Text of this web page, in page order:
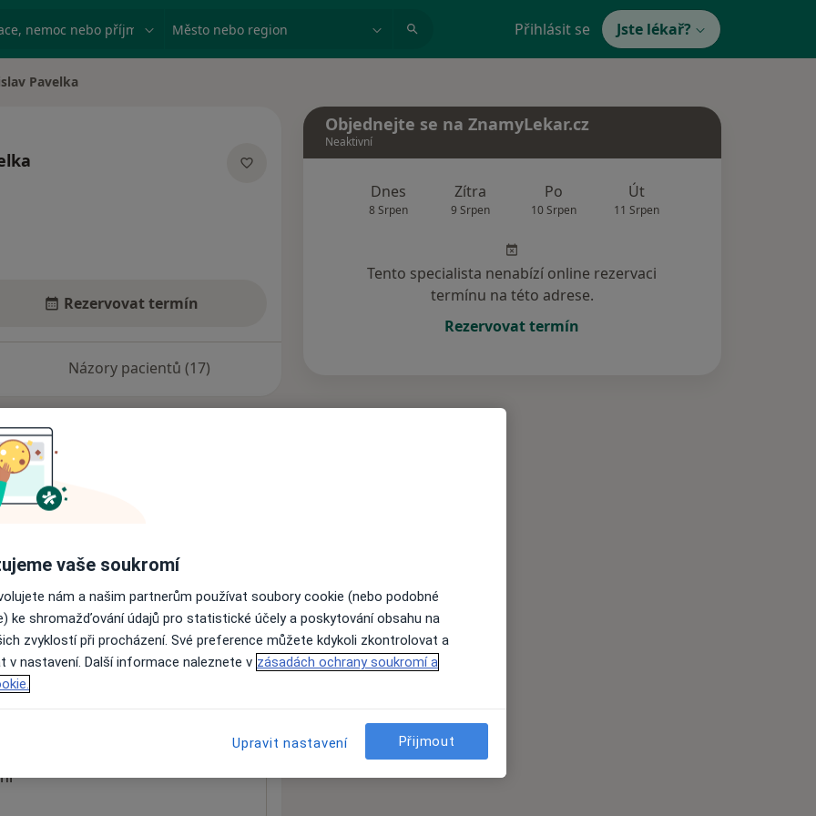
nemoc nebo příjmení Město nebo region Přihlásit se Jste lékař?
Pavelka
Rezervovat termín
Názory pacientů (17)
nejsou k dispozici
informace o svých službách.
Chrudimská nemocnice
Objednejte se na ZnamyLekar.cz
Neaktivní
Dnes
8 Srpen
Zítra
9 Srpen
Po
10 Srpen
Út
11 Srpen
Tento specialista nenabízí online rezervaci
termínu na této adrese.
Rezervovat termín
vaše soukromí
nám a našim partnerům používat soubory cookie (nebo podobné
ke shromažďování údajů pro statistické účely a poskytování obsahu na
zvyklostí při procházení. Své preference můžete kdykoli zkontrolovat a
v nastavení. Další informace naleznete v zásadách ochrany soukromí a
Upravit nastavení Přijmout